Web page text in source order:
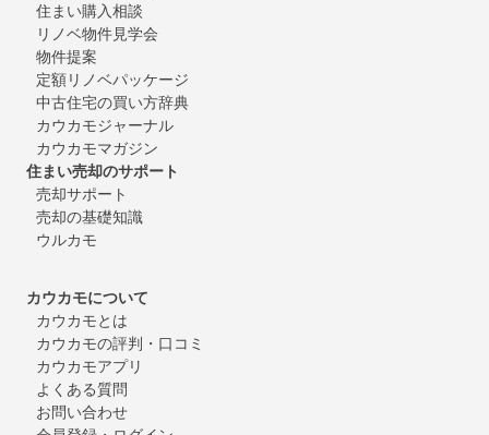
住まい購入相談
リノベ物件見学会
物件提案
定額リノベパッケージ
中古住宅の買い方辞典
カウカモジャーナル
カウカモマガジン
住まい売却のサポート
売却サポート
売却の基礎知識
ウルカモ
カウカモについて
カウカモとは
カウカモの評判・口コミ
カウカモアプリ
よくある質問
お問い合わせ